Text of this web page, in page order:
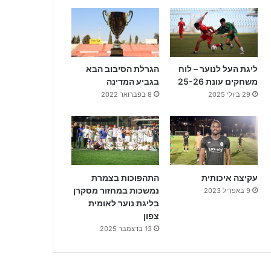
ליגת העל לנוער – לוח
משחקים עונת 25-26
29 ביולי 2025
הגרלת הסיבוב הבא
בגביע המדינה
8 בפברואר 2022
עקיצה איכותית
9 באפריל 2023
התהפוכות בצמרת
נמשכות במחזור מסקרן
בליגת נוער לאומית
צפון
13 בדצמבר 2025